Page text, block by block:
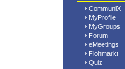
CommuniX
MyProfile
MyGroups
Forum
eMeetings
Flohmarkt
Quiz